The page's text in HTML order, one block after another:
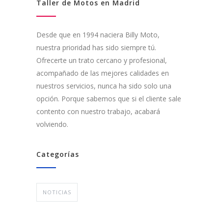
Taller de Motos en Madrid
Desde que en 1994 naciera Billy Moto,
nuestra prioridad has sido siempre tú.
Ofrecerte un trato cercano y profesional,
acompañado de las mejores calidades en
nuestros servicios, nunca ha sido solo una
opción. Porque sabemos que si el cliente sale
contento con nuestro trabajo, acabará
volviendo.
Categorías
NOTICIAS